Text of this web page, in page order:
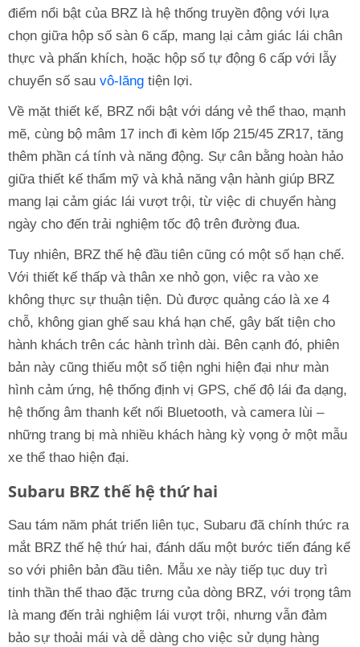
điểm nổi bật của BRZ là hệ thống truyền động với lựa
chọn giữa hộp số sàn 6 cấp, mang lại cảm giác lái chân
thực và phấn khích, hoặc hộp số tự động 6 cấp với lẫy
chuyển số sau vô-lăng tiện lợi.
Về mặt thiết kế, BRZ nổi bật với dáng vẻ thể thao, mạnh
mẽ, cùng bộ mâm 17 inch đi kèm lốp 215/45 ZR17, tăng
thêm phần cá tính và năng động. Sự cân bằng hoàn hảo
giữa thiết kế thẩm mỹ và khả năng vận hành giúp BRZ
mang lại cảm giác lái vượt trội, từ việc di chuyển hàng
ngày cho đến trải nghiệm tốc độ trên đường đua.
Tuy nhiên, BRZ thế hệ đầu tiên cũng có một số hạn chế.
Với thiết kế thấp và thân xe nhỏ gọn, việc ra vào xe
không thực sự thuận tiện. Dù được quảng cáo là xe 4
chỗ, không gian ghế sau khá hạn chế, gây bất tiện cho
hành khách trên các hành trình dài. Bên cạnh đó, phiên
bản này cũng thiếu một số tiện nghi hiện đại như màn
hình cảm ứng, hệ thống định vị GPS, chế độ lái đa dạng,
hệ thống âm thanh kết nối Bluetooth, và camera lùi –
những trang bị mà nhiều khách hàng kỳ vọng ở một mẫu
xe thể thao hiện đại.
Subaru BRZ thế hệ thứ hai
Sau tám năm phát triển liên tục, Subaru đã chính thức ra
mắt BRZ thế hệ thứ hai, đánh dấu một bước tiến đáng kể
so với phiên bản đầu tiên. Mẫu xe này tiếp tục duy trì
tinh thần thể thao đặc trưng của dòng BRZ, với trọng tâm
là mang đến trải nghiệm lái vượt trội, nhưng vẫn đảm
bảo sự thoải mái và dễ dàng cho việc sử dụng hàng